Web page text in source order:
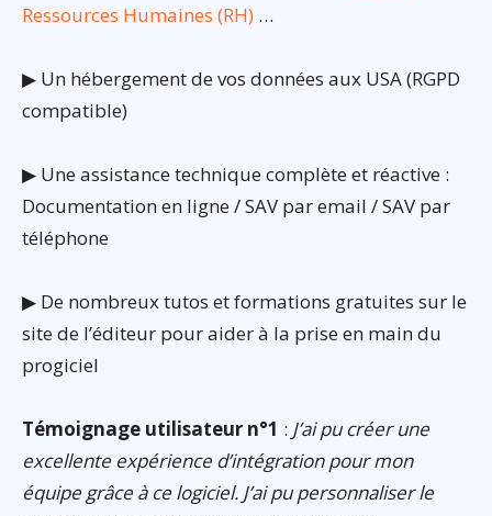
Ressources Humaines (RH) …
▶ Un hébergement de vos données aux USA (RGPD
compatible)
▶ Une assistance technique complète et réactive :
Documentation en ligne / SAV par email / SAV par
téléphone
▶ De nombreux tutos et formations gratuites sur le
site de l’éditeur pour aider à la prise en main du
progiciel
Témoignage utilisateur n°1 : J’ai pu créer une
excellente expérience d’intégration pour mon
équipe grâce à ce logiciel. J’ai pu personnaliser le